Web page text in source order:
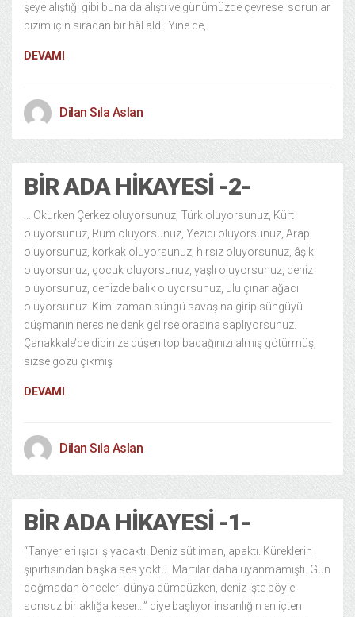
şeye alıştığı gibi buna da alıştı ve günümüzde çevresel sorunlar
bizim için sıradan bir hâl aldı. Yine de,
DEVAMI
Dilan Sıla Aslan
BIR ADA HIKAYESI -2-
… Okurken Çerkez oluyorsunuz; Türk oluyorsunuz, Kürt
oluyorsunuz, Rum oluyorsunuz, Yezidi oluyorsunuz, Arap
oluyorsunuz, korkak oluyorsunuz, hırsız oluyorsunuz, âşık
oluyorsunuz, çocuk oluyorsunuz, yaşlı oluyorsunuz, deniz
oluyorsunuz, denizde balık oluyorsunuz, ulu çınar ağacı
oluyorsunuz. Kimi zaman süngü savaşına girip süngüyü
düşmanın neresine denk gelirse orasına saplıyorsunuz.
Çanakkale’de dibinize düşen top bacağınızı almış götürmüş;
sizse gözü çıkmış
DEVAMI
Dilan Sıla Aslan
BIR ADA HIKAYESI -1-
“Tanyerleri ışıdı ışıyacaktı. Deniz sütliman, apaktı. Küreklerin
şıpırtısından başka ses yoktu. Martılar daha uyanmamıştı. Gün
doğmadan önceleri dünya dümdüzken, deniz işte böyle
sonsuz bir aklığa keser…” diye başlıyor insanlığın en içten